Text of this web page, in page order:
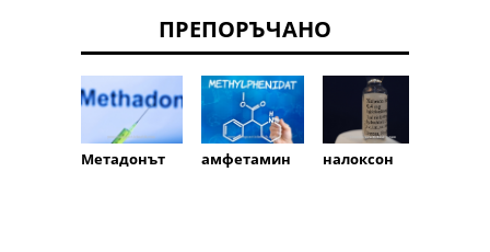
ПРЕПОРЪЧАНО
Метадонът амфетамин налоксон